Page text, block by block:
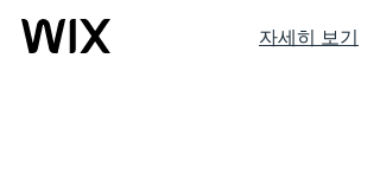
자세히 보기